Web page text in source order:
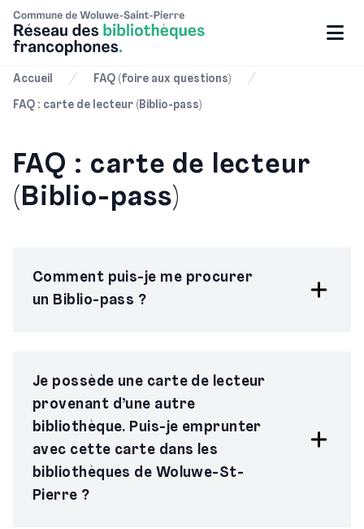
Accueil FAQ (foire aux questions)
FAQ : carte de lecteur (Biblio-pass)
FAQ : carte de lecteur
(Biblio-pass)
Comment puis-je me procurer
un Biblio-pass ?
Je possède une carte de lecteur
provenant d’une autre
bibliothèque. Puis-je emprunter
avec cette carte dans les
bibliothèques de Woluwe-St-
Pierre ?